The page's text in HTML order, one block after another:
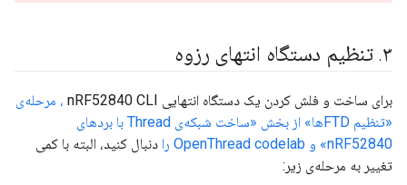
۳. تنظیم دستگاه انتهای رزوه
برای ساخت و فلش کردن یک دستگاه انتهایی nRF52840 CLI
، مرحله‌ی
«تنظیم FTDها» از بخش «ساخت شبکه‌ی Thread با بردهای
nRF52840» و OpenThread codelab را
دنبال کنید، البته با کمی
تغییر به مرحله‌ی زیر: